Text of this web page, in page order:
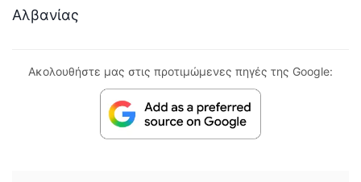
Αλβανίας
Ακολουθήστε μας στις προτιμώμενες πηγές της Google: